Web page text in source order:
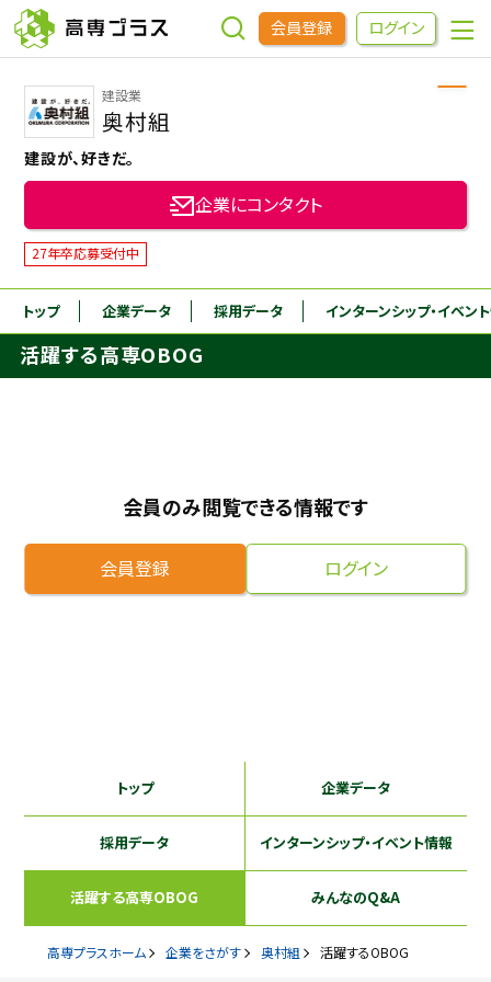
会員登録 ログイン
企業をさがす
進学先をさがす
インターンシップ・イベントをさがす
高専OBOGをさがす
9/30
建設業
奥村組
建設が、好きだ。
企業にコンタクト
27年卒応募受付中
トップ 企業データ 採用データ インターンシップ・イベン
活躍する高専OBOG
会員のみ閲覧できる情報です
会員登録 ログイン
トップ 企業データ
採用データ インターンシップ・イベント情報
活躍する高専OBOG みんなのQ&A
高専プラスホーム 企業をさがす 奥村組 活躍するOBOG